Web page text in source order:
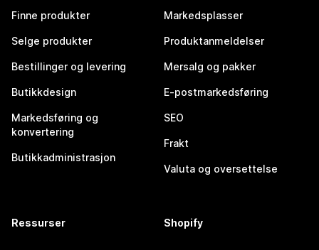
Finne produkter
Selge produkter
Bestillinger og levering
Butikkdesign
Markedsføring og
konvertering
Butikkadministrasjon
Markedsplasser
Produktanmeldelser
Mersalg og pakker
E-postmarkedsføring
SEO
Frakt
Valuta og oversettelse
Ressurser Shopify